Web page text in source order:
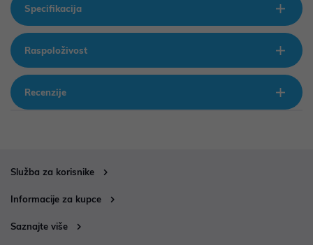
Specifikacija
Raspoloživost
Recenzije
Služba za korisnike
Informacije za kupce
Saznajte više